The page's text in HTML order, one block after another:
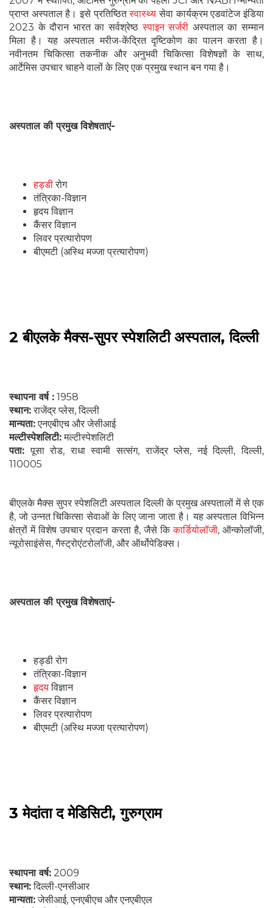
प्राप्त अस्पताल है। इसे प्रतिष्ठितस्वास्थ्य सेवा कार्यक्रम एडवांटेज इंडिया
2023 के दौरान भारत का सर्वश्रेष्ठस्पाइन सर्जरी अस्पताल का सम्मान
मिला है। यह अस्पताल मरीज-केंद्रित दृष्टिकोण का पालन करता है।
नवीनतम चिकित्सा तकनीक और अनुभवी चिकित्सा विशेषज्ञों के साथ,
आर्टेमिस उपचार चाहने वालों के लिए एक प्रमुख स्थान बन गया है।
अस्पताल की प्रमुख विशेषताएं-
हड्डीरोग
तंत्रिका-विज्ञान
हृदय विज्ञान
कैंसर विज्ञान
लिवर प्रत्यारोपण
बीएमटी (अस्थि मज्जा प्रत्यारोपण)
2 बीएलके मैक्स-सुपर स्पेशलिटी अस्पताल, दिल्ली
स्थापना वर्ष : 1958
स्थान:राजेंद्र प्लेस, दिल्ली
मान्यता:एनएबीएच और जेसीआई
मल्टीस्पेशलिटी:मल्टीस्पेशलिटी
पता: पूसा रोड, राधा स्वामी सत्संग, राजेंद्र प्लेस, नई दिल्ली, दिल्ली,
110005
बीएलके मैक्स सुपर स्पेशलिटी अस्पताल दिल्ली के प्रमुख अस्पतालों में से एक
है, जो उन्नत चिकित्सा सेवाओं के लिए जाना जाता है। यह अस्पताल विभिन्न
क्षेत्रों में विशेष उपचार प्रदान करता है, जैसे किकार्डियोलॉजी, ऑन्कोलॉजी,
न्यूरोसाइंसेस, गैस्ट्रोएंटरोलॉजी, और ऑर्थोपेडिक्स।
अस्पताल की प्रमुख विशेषताएं-
हड्डी रोग
तंत्रिका-विज्ञान
हृदयविज्ञान
कैंसर विज्ञान
लिवर प्रत्यारोपण
बीएमटी (अस्थि मज्जा प्रत्यारोपण)
3 मेदांता द मेडिसिटी, गुरुग्राम
स्थापना वर्ष: 2009
स्थान:दिल्ली-एनसीआर
मान्यता:जेसीआई, एनएबीएच और एनएबीएल